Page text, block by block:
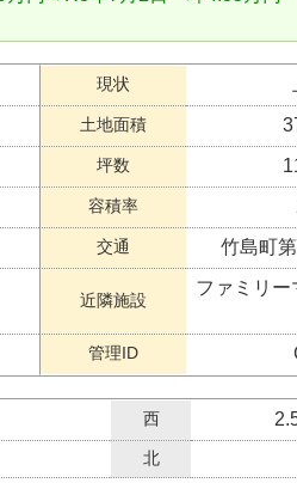
現状
土地面積
坪数
容積率
交通 竹島町
近隣施設
ファミリー
管理ID
西
北